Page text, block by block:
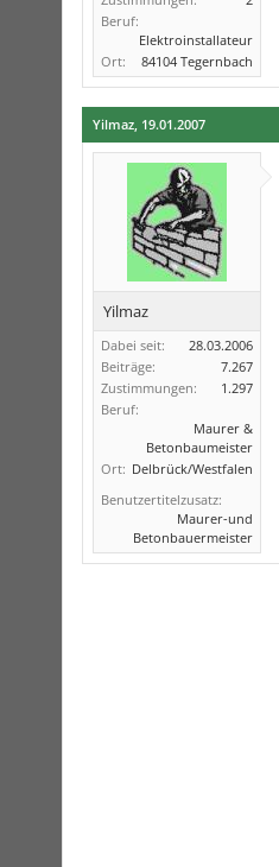
Beruf:
Elektroinstallateur
Ort:
84104 Tegernbach
Yilmaz, 19.01.2007
Yilmaz
Dabei seit:
28.03.2006
Beiträge:
7.267
Zustimmungen:
1.297
Beruf:
Maurer &
Betonbaumeister
Ort: Delbrück/Westfalen
Benutzertitelzusatz:
Maurer-und
Betonbauermeister